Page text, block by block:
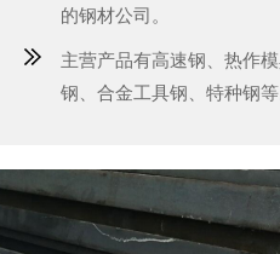
的钢材公司。
主营产品有高速钢、热作
钢、合金工具钢、特种钢等